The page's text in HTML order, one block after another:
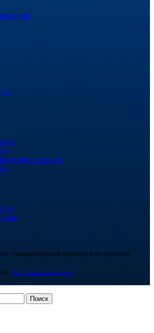
26
ознакомительный характер и не являются
Все права защищены.
Поиск